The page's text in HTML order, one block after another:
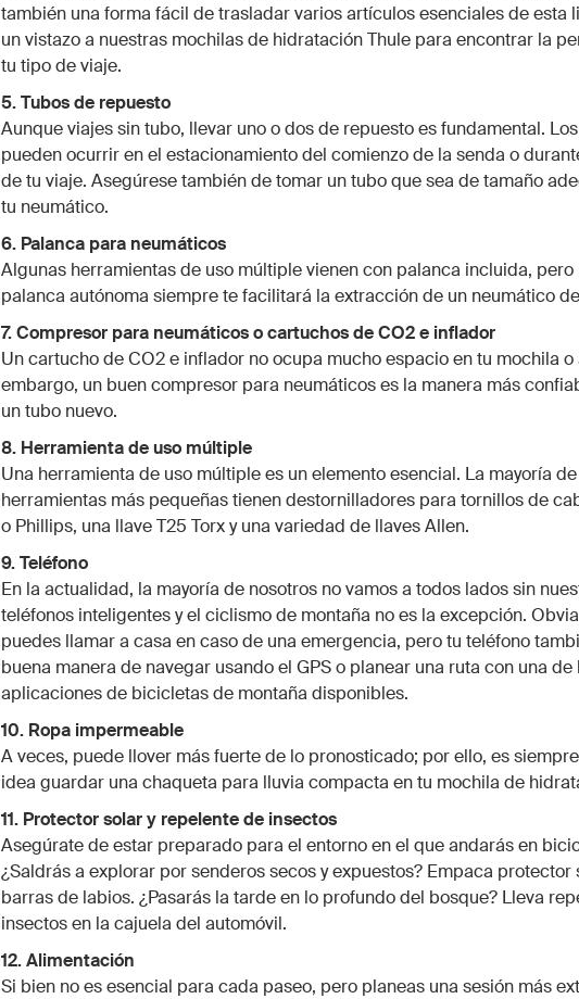
también una forma fácil de trasladar varios artículos esenciales de esta
un vistazo a nuestras mochilas de hidratación Thule para encontrar la
tu tipo de viaje.
5. Tubos de repuesto
Aunque viajes sin tubo, llevar uno o dos de repuesto es fundamental.
pueden ocurrir en el estacionamiento del comienzo de la senda o
de tu viaje. Asegúrese también de tomar un tubo que sea de tamaño
tu neumático.
6. Palanca para neumáticos
Algunas herramientas de uso múltiple vienen con palanca incluida, pero
palanca autónoma siempre te facilitará la extracción de un neumático
7. Compresor para neumáticos o cartuchos de CO2 e inflador
Un cartucho de CO2 e inflador no ocupa mucho espacio en tu mochila o
embargo, un buen compresor para neumáticos es la manera más
un tubo nuevo.
8. Herramienta de uso múltiple
Una herramienta de uso múltiple es un elemento esencial. La mayoría
herramientas más pequeñas tienen destornilladores para tornillos de
o Phillips, una llave T25 Torx y una variedad de llaves Allen.
9. Teléfono
En la actualidad, la mayoría de nosotros no vamos a todos lados sin
teléfonos inteligentes y el ciclismo de montaña no es la excepción.
puedes llamar a casa en caso de una emergencia, pero tu teléfono
buena manera de navegar usando el GPS o planear una ruta con una de
aplicaciones de bicicletas de montaña disponibles.
10. Ropa impermeable
A veces, puede llover más fuerte de lo pronosticado; por ello, es
idea guardar una chaqueta para lluvia compacta en tu mochila de
11. Protector solar y repelente de insectos
Asegúrate de estar preparado para el entorno en el que andarás en
¿Saldrás a explorar por senderos secos y expuestos? Empaca protector
barras de labios. ¿Pasarás la tarde en lo profundo del bosque? Lleva
insectos en la cajuela del automóvil.
12. Alimentación
Si bien no es esencial para cada paseo, pero planeas una sesión más